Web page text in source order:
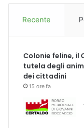
Recente
Colonie feline, il
tutela degli
dei cittadini
15 ore fa